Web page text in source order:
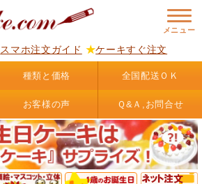
スマホ注文ガイド ★ケーキすぐ注文
種類と価格 全国配送ＯＫ
お客様の声 Ｑ&Ａ,お問合せ